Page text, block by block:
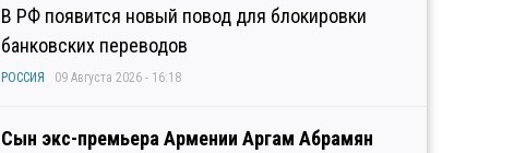
В РФ появится новый повод для блокировки
банковских переводов
РОССИЯ 09 Августа 2026 - 16:18
Сын экс-премьера Армении Аргам Абрамян